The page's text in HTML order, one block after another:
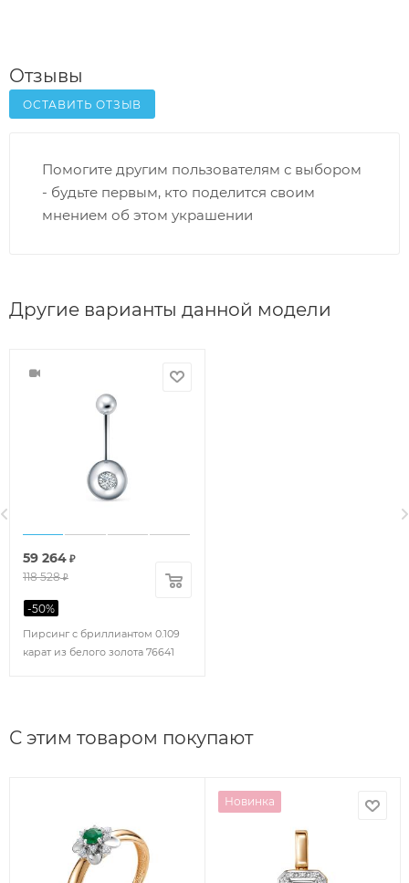
Отзывы
ОСТАВИТЬ ОТЗЫВ
Помогите другим пользователям с выбором
- будьте первым, кто поделится своим
мнением об этом украшении
Другие варианты данной модели
Пирсинг с бриллиантом 0.109
карат из белого золота 76641
59 264 ₽
118 528₽
-50%
С этим товаром покупают
Новинка